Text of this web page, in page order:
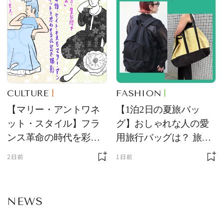
CULTURE
【マリー・アントワネ
ット・スタイル】フラ
ンス革命の時代を彩っ
た、マリー・アントワ
2日前
FASHION
【1泊2日の夏旅バッ
グ】おしゃれな人の愛
用旅行バッグは？ 旅の
スタイリングもチェッ
1日前
NEWS